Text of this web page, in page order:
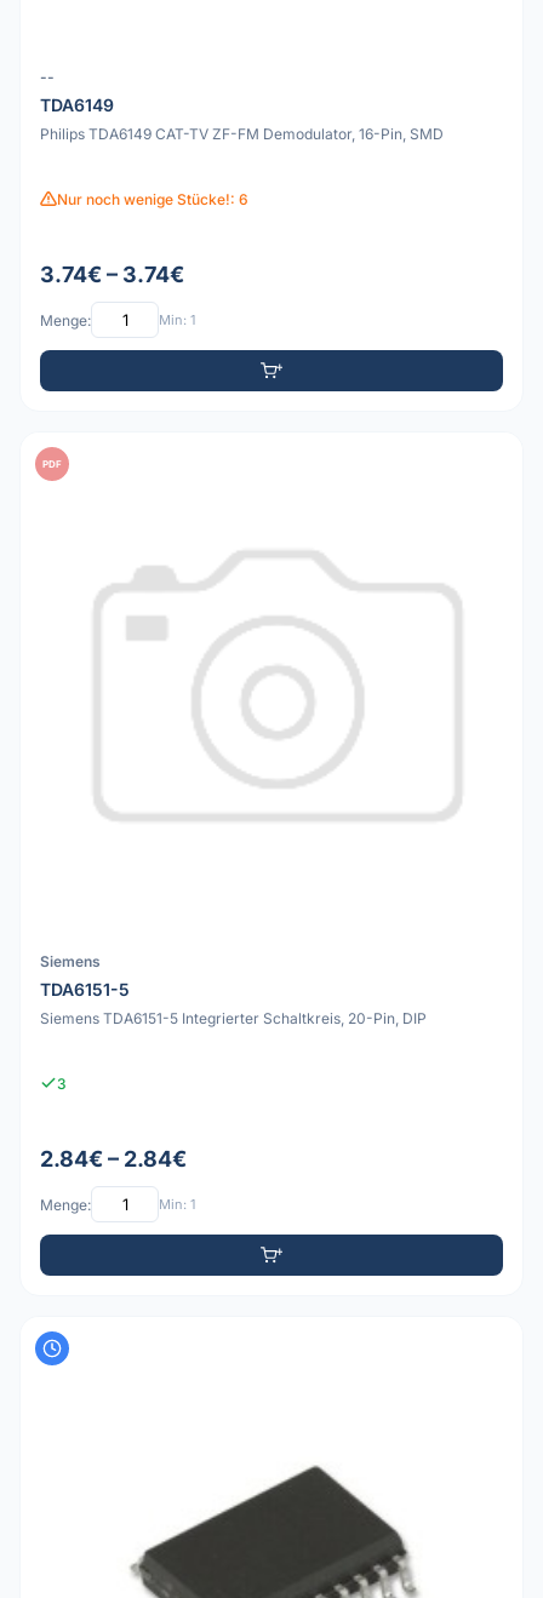
--
TDA6149
Philips TDA6149 CAT-TV ZF-FM Demodulator, 16-Pin, SMD
Nur noch wenige Stücke!: 6
3.74€ – 3.74€
Menge: Min: 1
PDF
Siemens
TDA6151-5
Siemens TDA6151-5 Integrierter Schaltkreis, 20-Pin, DIP
3
2.84€ – 2.84€
Menge: Min: 1